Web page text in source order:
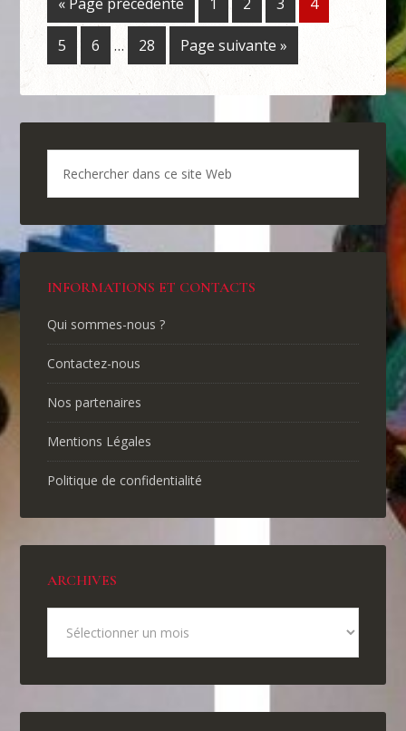
5 6 … 28 Page suivante »
INFORMATIONS ET CONTACTS
Qui sommes-nous ?
Contactez-nous
Nos partenaires
Mentions Légales
Politique de confidentialité
ARCHIVES